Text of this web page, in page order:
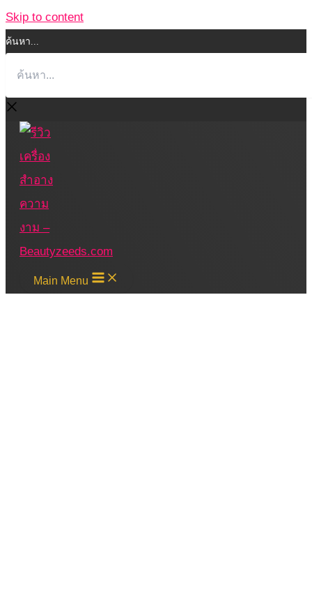
Skip to content
ค้นหา...
Main Menu